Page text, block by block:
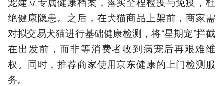
绝健康隐患。之后，在犬猫商品上架前，商家需
对拟交易犬猫进行基础健康检测，将“星期宠”拦截
在出发前，而非等消费者收到病宠后再艰难维
权。同时，推荐商家使用京东健康的上门检测服
务。